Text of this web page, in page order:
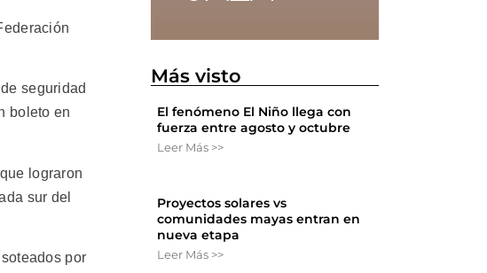
seguridad
boleto en
lograron
sur del
por
Más visto
El fenómeno El Niño llega con
fuerza entre agosto y octubre
Leer Más >>
Proyectos solares vs
comunidades mayas entran en
nueva etapa
Leer Más >>